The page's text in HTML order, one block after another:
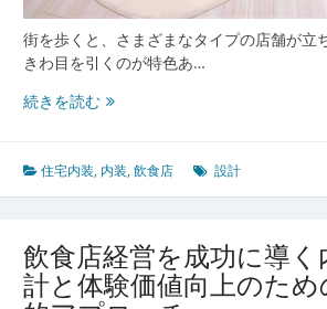
理
街を歩くと、さまざまなタイプの店舗が立
きわ目を引くのが特色あ…
続きを読む飲
の
魅
空
間
住宅内装, 内装,飲食店 設計
飲食店経営を成功に導く
計と体験価値向上のため